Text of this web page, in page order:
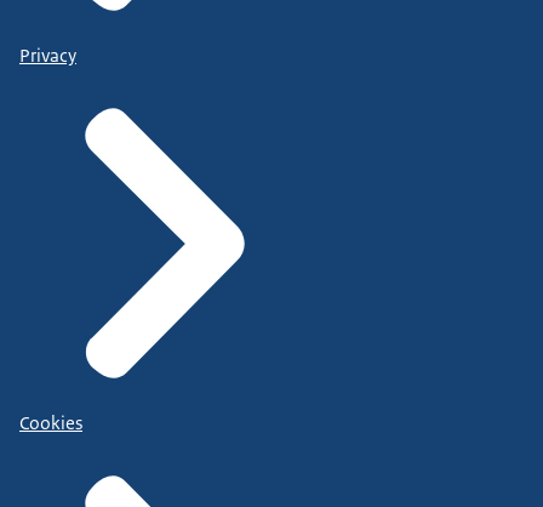
Privacy
Cookies